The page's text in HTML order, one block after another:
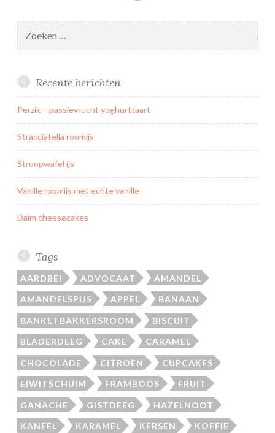
naar:
Recente berichten
Perzik – passievrucht yoghurttaart
Stracciatella roomijs
Stroopwafel ijs
Vanille roomijs met echte vanille
Daim cheesecakes
Tags
AARDBEI ADVOCAAT AMANDEL
AMANDELSPIJS APPEL BANAAN
BANKETBAKKERSROOM BISCUIT
BLADERDEEG CAKE CARAMEL
CHOCOLADE CITROEN CUPCAKES
EIWITSCHUIM FRAMBOOS FRUIT
GANACHE GISTDEEG HAZELNOOT
KANEEL KARAMEL KERSEN KOFFIE